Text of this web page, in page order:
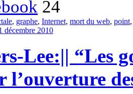
24
, graphe, Internet, mort du web, point
décembre 2010
Lee:|| “Les
l’ouverture